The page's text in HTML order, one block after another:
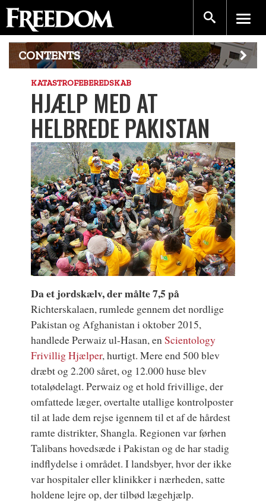
CONTENTS
KATASTROFEBEREDSKAB
HJÆLP MED AT
HELBREDE PAKISTAN
Da et jordskælv, der målte 7,5 på
Richterskalaen, rumlede gennem det nordlige
Pakistan og Afghanistan i oktober 2015,
handlede Perwaiz ul-Hasan, enScientology
Frivillig Hjælper, hurtigt. Mere end 500 blev
dræbt og 2.200 såret, og 12.000 huse blev
totalødelagt. Perwaiz og et hold frivillige, der
omfattede læger, overtalte utallige kontrolposter
til at lade dem rejse igennem til et af de hårdest
ramte distrikter, Shangla. Regionen var førhen
Talibans hovedsæde i Pakistan og de har stadig
indflydelse i området. I landsbyer, hvor der ikke
var hospitaler eller klinikker i nærheden, satte
holdene lejre op, der tilbød lægehjælp.